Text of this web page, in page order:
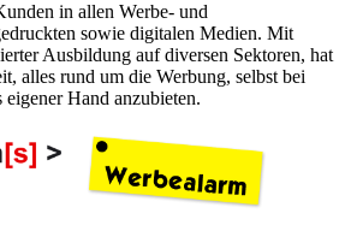
in allen Werbe- und
sowie digitalen Medien. Mit
Ausbildung auf diversen Sektoren, hat
alles rund um die Werbung, selbst bei
Hand anzubieten.